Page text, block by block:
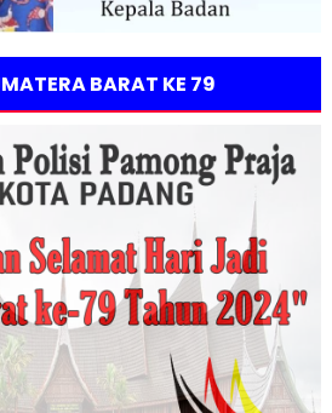
BARAT KE 79